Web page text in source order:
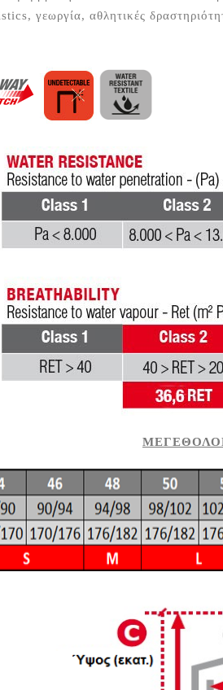
γεωργία, αθλητικές